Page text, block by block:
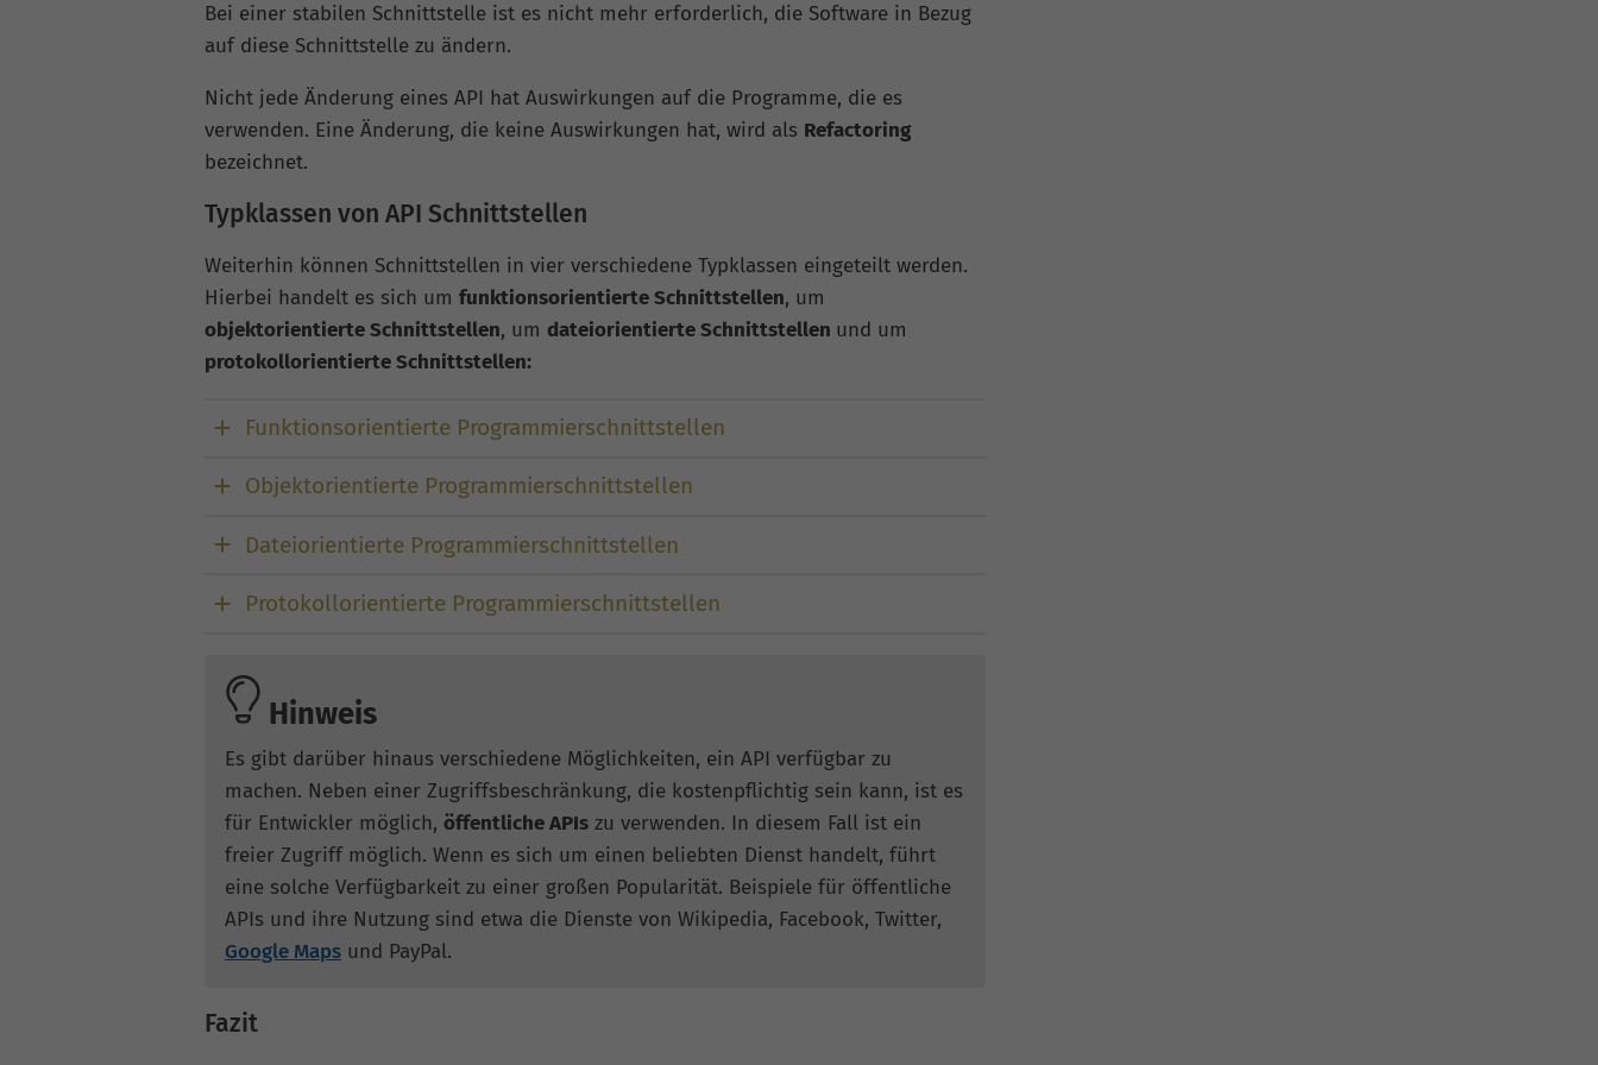
Bei einer stabilen Schnittstelle ist es nicht mehr erforderlich, die Software in Bezug
auf diese Schnittstelle zu ändern.
Nicht jede Änderung eines API hat Auswirkungen auf die Programme, die es
verwenden. Eine Änderung, die keine Auswirkungen hat, wird als Refactoring
bezeichnet.
Typklassen von API Schnittstellen
Weiterhin können Schnittstellen in vier verschiedene Typklassen eingeteilt werden.
Hierbei handelt es sich um funktionsorientierte Schnittstellen, um
objektorientierte Schnittstellen, um dateiorientierte Schnittstellen und um
protokollorientierte Schnittstellen:
Funktionsorientierte Programmierschnittstellen
Objektorientierte Programmierschnittstellen
Dateiorientierte Programmierschnittstellen
Protokollorientierte Programmierschnittstellen
Hinweis
Es gibt darüber hinaus verschiedene Möglichkeiten, ein API verfügbar zu
machen. Neben einer Zugriffsbeschränkung, die kostenpflichtig sein kann, ist es
für Entwickler möglich, öffentliche APIs zu verwenden. In diesem Fall ist ein
freier Zugriff möglich. Wenn es sich um einen beliebten Dienst handelt, führt
eine solche Verfügbarkeit zu einer großen Popularität. Beispiele für öffentliche
APIs und ihre Nutzung sind etwa die Dienste von Wikipedia, Facebook, Twitter,
Google Maps und PayPal.
Fazit